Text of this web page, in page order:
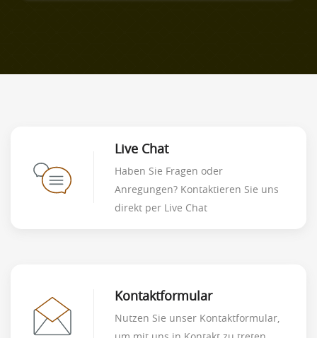
Live Chat
Haben Sie Fragen oder
Anregungen? Kontaktieren Sie uns
direkt per Live Chat
Kontaktformular
Nutzen Sie unser Kontaktformular,